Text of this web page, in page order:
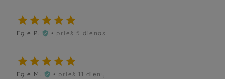

Egle P.  • prieš 5 dienas

Eglė M.  • prieš 11 dienų